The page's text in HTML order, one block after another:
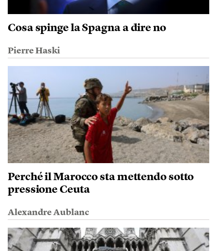
Cosa spinge la Spagna a dire no
Pierre Haski
Perché il Marocco sta mettendo sotto
pressione Ceuta
Alexandre Aublanc